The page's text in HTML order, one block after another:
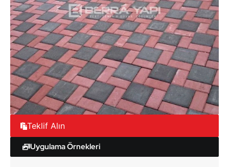
Teklif Alın
Uygulama Örnekleri